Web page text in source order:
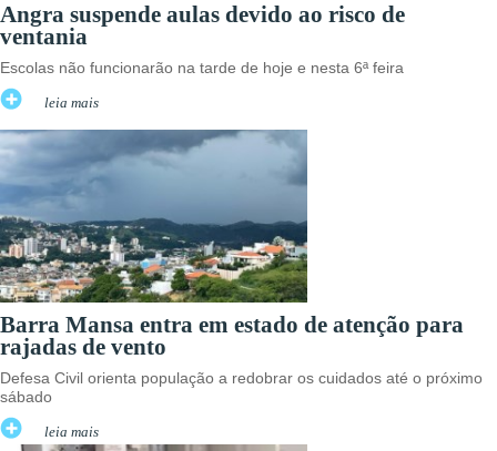
Angra suspende aulas devido ao risco de
ventania
Escolas não funcionarão na tarde de hoje e nesta 6ª feira
leia mais
Barra Mansa entra em estado de atenção para
rajadas de vento
Defesa Civil orienta população a redobrar os cuidados até o próximo
sábado
leia mais